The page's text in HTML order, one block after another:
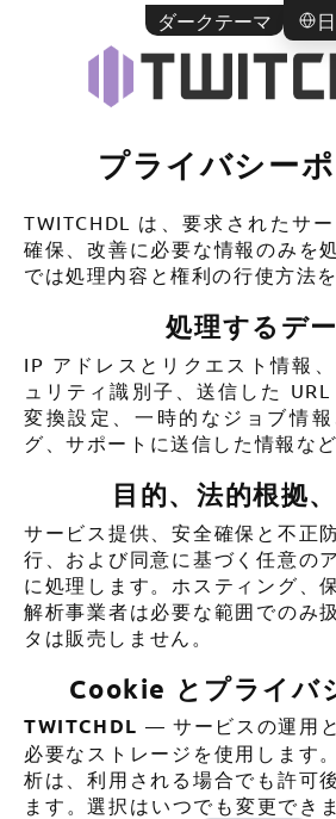
ダークテーマ
プライバシー
TWITCHDL は、要求されたサ
確保、改善に必要な情報のみを
では処理内容と権利の行使方法
処理するデ
IP アドレスとリクエスト情報
ュリティ識別子、送信した URL
変換設定、一時的なジョブ情
グ、サポートに送信した情報な
目的、法的根拠
サービス提供、安全確保と不正
行、および同意に基づく任意の
に処理します。ホスティング、
解析事業者は必要な範囲でのみ
タは販売しません。
Cookie とプライバ
TWITCHDL — サービスの運用
必要なストレージを使用します
析は、利用される場合でも許可
ます。選択はいつでも変更でき